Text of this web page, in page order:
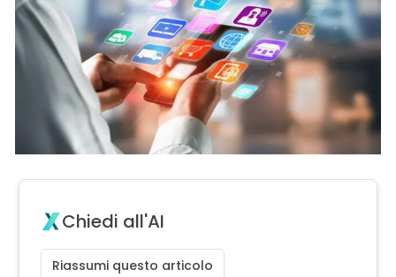
Chiedi all'AI
Riassumi questo articolo